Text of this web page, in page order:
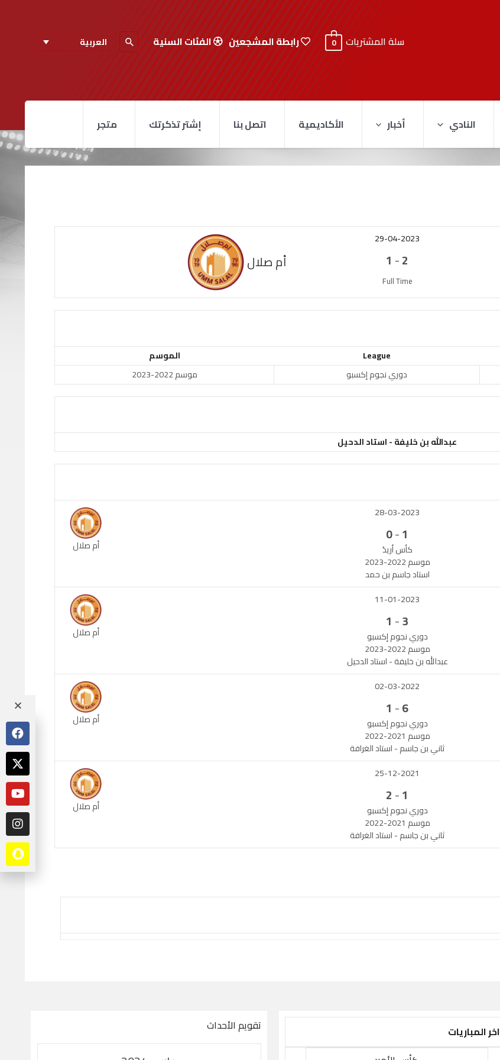
سلة المشتريات 0 رابطة المشجعين الفئات السنية العربية
النادي أخبار الأكاديمية اتصل بنا إشتر تذكرتك متجر
أم صلال
29-04-2023
2
-
1
Full Time
League
الموسم
دوري نجوم إكسبو موسم 2022-2023
عبدالله بن خليفة - استاد الدحيل
أم صلال
28-03-2023
1
-
0
كأس أريدُ
موسم 2022-2023
استاد جاسم بن حمد
أم صلال
11-01-2023
3
-
1
دوري نجوم إكسبو
موسم 2022-2023
عبدالله بن خليفة - استاد الدحيل
أم صلال
02-03-2022
6
-
1
دوري نجوم إكسبو
موسم 2021-2022
ثاني بن جاسم - استاد الغرافة
أم صلال
25-12-2021
1
-
2
دوري نجوم إكسبو
موسم 2021-2022
ثاني بن جاسم - استاد الغرافة
اخر المباريات
تقويم الأحداث